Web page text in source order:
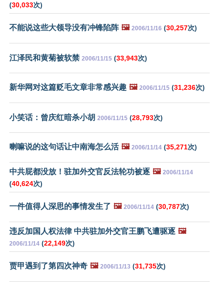
(30,033次)
不能说这些大领导没有冲锋陷阵 🖼️ 2006/11/16 (30,257次)
江泽民和黄菊被软禁 2006/11/15 (33,943次)
新华网对这篇贬毛文章非常感兴趣 🖼️ 2006/11/15 (31,236次)
小笑话：曾庆红暗杀小胡 2006/11/15 (28,793次)
喇嘛说的这句话让中南海怎么活 🖼️ 2006/11/14 (35,271次)
中共屁都没放！驻加外交官反法轮功被逐 🖼️ 2006/11/14
(40,624次)
一件值得人深思的事情发生了 🖼️ 2006/11/14 (30,787次)
违反加国人权法律 中共驻加外交官王鹏飞遭驱逐 🖼️
2006/11/14 (22,149次)
贾甲遇到了第四次神奇 🖼️ 2006/11/13 (31,735次)